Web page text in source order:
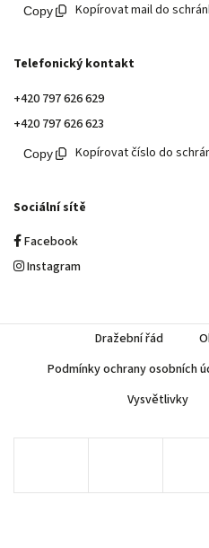
Kopírovat mail do
Telefonický kontakt
+420 797 626 629
+420 797 626 623
Kopírovat číslo do
Sociální sítě
Facebook
Instagram
Dražební řád
Podmínky ochrany osobních
Vysvětlivky